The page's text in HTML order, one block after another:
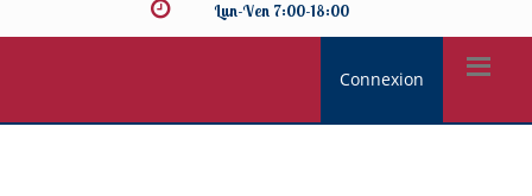
Lun-Ven 7:00-18:00
Connexion